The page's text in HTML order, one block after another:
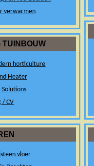
verwarmen
TUINBOUW
horticulture
Heater
Solutions
/ CV
vloer